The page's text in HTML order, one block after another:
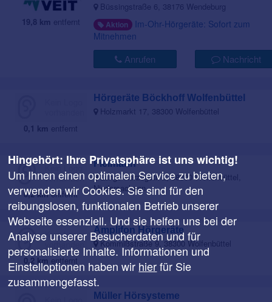
19,8 km entfernt
Büssingstraße 6, 38176 Wendeburg
Aktion Im-Ohr-Hörgeräte: Sofort zum
Mitnehmen
Anrufen Nachricht
0,1 km entfernt
Hörgeräte Böckhoff Wolfenbüttel
Holzmarkt 17, 38300 Wolfenbüttel
0,2 kmentfernt
Fielmann
Lange Herzogstr. 2, 38300 Wolfenbüttel,
Niedersachsen
0,2 km entfernt
Amplifon Hörgeräte
Kommißstraße 9, 38300 Wolfenbüttel
Müller Hörsysteme
Hingehört: Ihre Privatsphäre ist uns wichtig!
Um Ihnen einen optimalen Service zu bieten,
verwenden wir Cookies. Sie sind für den
reibungslosen, funktionalen Betrieb unserer
Webseite essenziell. Und sie helfen uns bei der
Analyse unserer Besucherdaten und für
personalisierte Inhalte. Informationen und
Einstelloptionen haben wir hierfür Sie
zusammengefasst.